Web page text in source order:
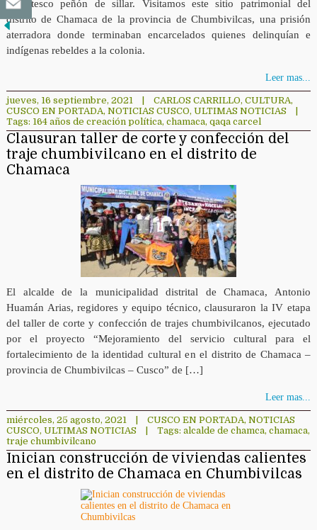
gigantesco peñón de sillar. Visitamos este sitio patrimonial del
distrito de Chamaca de la provincia de Chumbivilcas, una prisión
aterradora donde terminaban encarcelados quienes delinquían e
indígenas rebeldes a la colonia.
Leer mas...
jueves, 16 septiembre, 2021 CARLOS CARRILLO, CULTURA,
CUSCO EN PORTADA, NOTICIAS CUSCO, ULTIMAS NOTICIAS
Tags: 164 años de creación política, chamaca, qaqa carcel
Clausuran taller de corte y confección del
traje chumbivilcano en el distrito de
Chamaca
El alcalde de la municipalidad distrital de Chamaca, Antonio
Huamán Arias, regidores y equipo técnico, clausuraron la IV etapa
del taller de corte y confección de trajes chumbivilcanos, ejecutado
por el proyecto “Mejoramiento del servicio cultural para el
fortalecimiento de la identidad cultural en el distrito de Chamaca –
provincia de Chumbivilcas – Cusco” de […]
Leer mas...
miércoles, 25 agosto, 2021 CUSCO EN PORTADA, NOTICIAS
CUSCO, ULTIMAS NOTICIAS Tags: alcalde de chamca, chamaca,
traje chumbivilcano
Inician construcción de viviendas calientes
en el distrito de Chamaca en Chumbivilcas